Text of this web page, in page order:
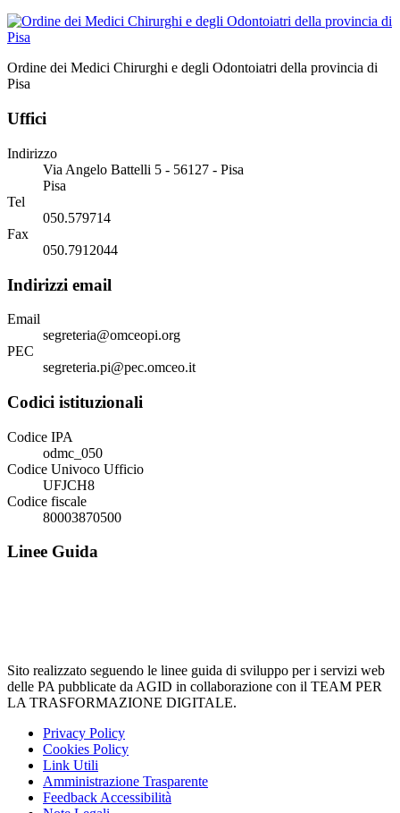
Ordine dei Medici Chirurghi e degli Odontoiatri della provincia di
Pisa
Uffici
Indirizzo
Via Angelo Battelli 5 - 56127 - Pisa
Pisa
Tel
050.579714
Fax
050.7912044
Indirizzi email
Email
segreteria@omceopi.org
PEC
segreteria.pi@pec.omceo.it
Codici istituzionali
Codice IPA
odmc_050
Codice Univoco Ufficio
UFJCH8
Codice fiscale
80003870500
Linee Guida
Sito realizzato seguendo le linee guida di sviluppo per i servizi web
delle PA pubblicate da AGID in collaborazione con il TEAM PER
LA TRASFORMAZIONE DIGITALE.
Privacy Policy
Cookies Policy
Link Utili
Amministrazione Trasparente
Feedback Accessibilità